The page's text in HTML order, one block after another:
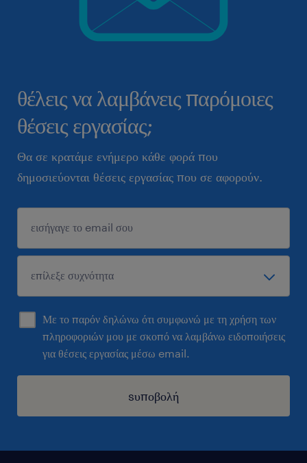
θέλεις να λαμβάνεις παρόμοιες
θέσεις εργασίας;
Θα σε κρατάμε ενήμερο κάθε φορά που
δημοσιεύονται θέσεις εργασίας που σε αφορούν.
Με το παρόν δηλώνω ότι συμφωνώ με τη χρήση των
πληροφοριών μου με σκοπό να λαμβάνω ειδοποιήσεις
για θέσεις εργασίας μέσω email.
sυποβολή